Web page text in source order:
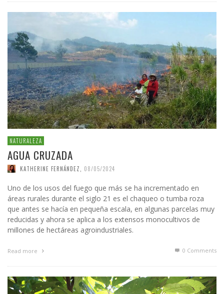
NATURALEZA
AGUA CRUZADA
KATHERINE FERNÁNDEZ 08/05/2024
Uno de los usos del fuego que más se ha incrementado en
áreas rurales durante el siglo 21 es el chaqueo o tumba roza
que antes se hacía en pequeña escala, en algunas parcelas muy
reducidas y ahora se aplica a los extensos monocultivos de
millones de hectáreas agroindustriales.
Read more 0 Comments